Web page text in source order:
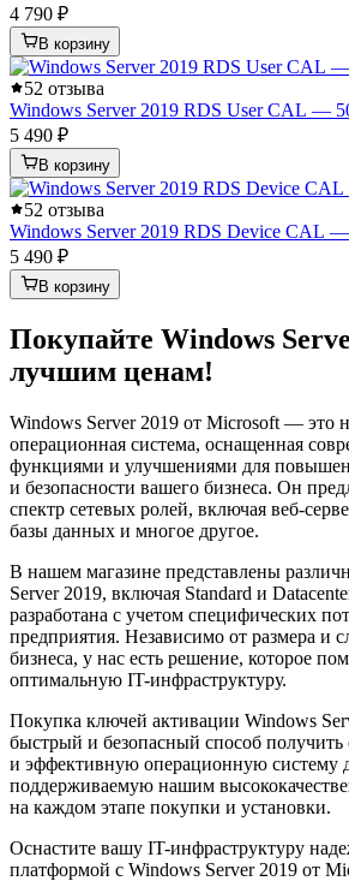
4 790 ₽
В корзину
52 отзыва
Windows Server 2019 RDS User CAL —
5 490 ₽
В корзину
52 отзыва
Windows Server 2019 RDS Device CAL —
5 490 ₽
В корзину
Покупайте Windows
лучшим ценам!
Windows Server 2019 от Microsoft — это
операционная система, оснащенная
функциями и улучшениями для
и безопасности вашего бизнеса. Он
спектр сетевых ролей, включая веб-
базы данных и многое другое.
В нашем магазине представлены
Server 2019, включая Standard и
разработана с учетом специфических
предприятия. Независимо от размера и
бизнеса, у нас есть решение, которое
оптимальную IT-инфраструктуру.
Покупка ключей активации Windows
быстрый и безопасный способ получить
и эффективную операционную систему
поддерживаемую нашим
на каждом этапе покупки и установки.
Оснастите вашу IT-инфраструктуру
платформой с Windows Server 2019 от